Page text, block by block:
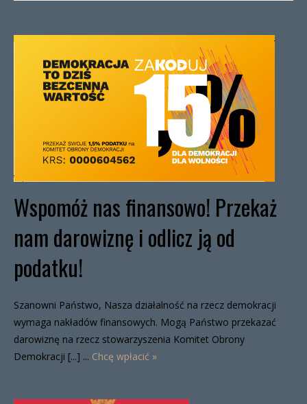
Wspomóż nas finansowo! Przekaż
nam darowiznę i odlicz ją od
podatku!
Szanowni Państwo, Nasza działalność na rzecz demokracji
wymaga nakładów finansowych. Mogą Państwo przekazać
darowiznę na rzecz stowarzyszenia Komitet Obrony
Demokracji [...] ... Chcę wpłacić »